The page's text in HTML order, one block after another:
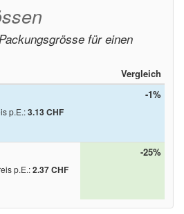
für einen
Vergleich
p.E.:3.13 CHF
-1%
p.E.:2.37 CHF
-25%